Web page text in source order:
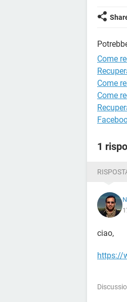
Come
Come
Come
1
ciao,
https://